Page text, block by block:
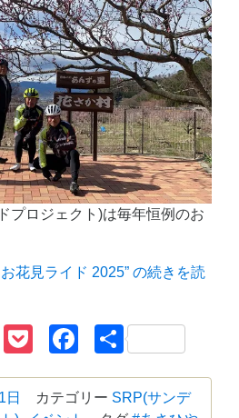
プロジェクト)は毎年恒例のお
花見ライド 2025” の続きを読
Line PocketFacebook
共
日 カテゴリー SRP(サンデ